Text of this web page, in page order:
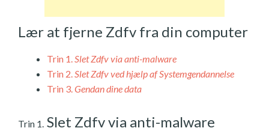
Lær at fjerne Zdfv fra din computer
Trin 1.Slet Zdfv via anti-malware
Trin 2.Slet Zdfv ved hjælp af Systemgendannelse
Trin 3.Gendan dine data
Trin 1. Slet Zdfv via anti-malware